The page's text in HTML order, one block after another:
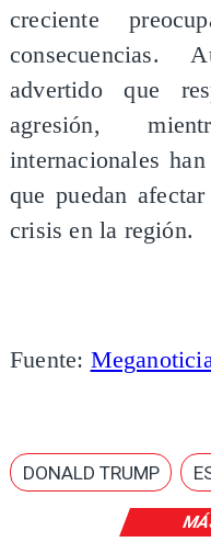
creciente
consecuencias.
advertido que
agresión,
internacionales
que puedan
crisis en la región.
Fuente:
DONALD TRUMP